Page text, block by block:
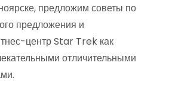
предложим советы по
предложения и
центр Star Trek как
отличительными